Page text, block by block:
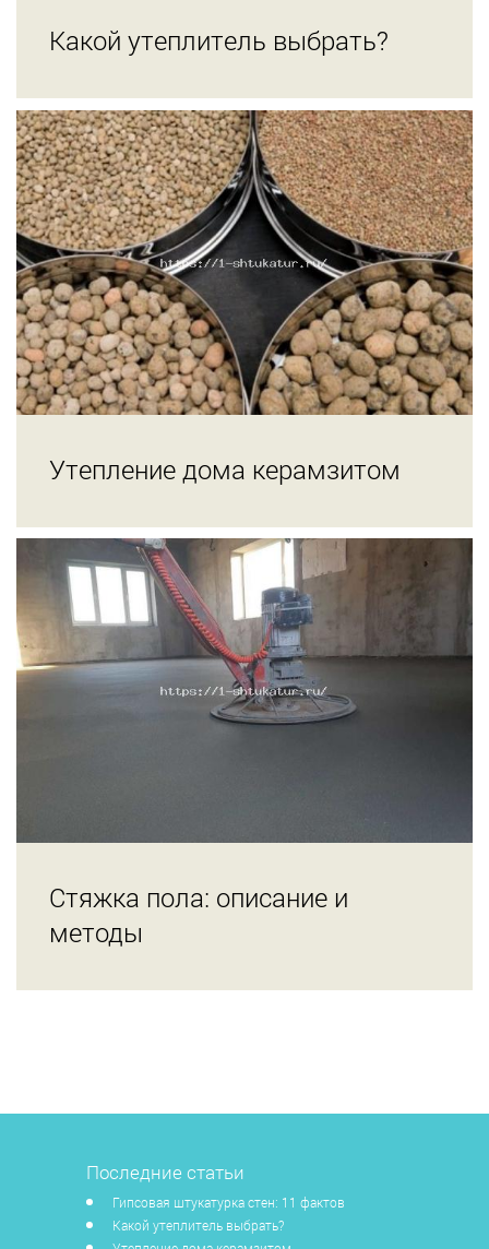
Какой утеплитель выбрать?
Утепление дома керамзитом
Стяжка пола: описание и
методы
Последние статьи
Гипсовая штукатурка стен: 11 фактов
Какой утеплитель выбрать?